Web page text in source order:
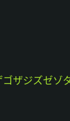
ザジズゼゾ